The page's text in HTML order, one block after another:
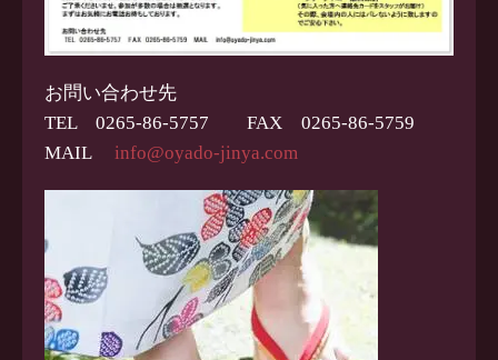
お問い合わせ先
TEL 0265-86-5757 FAX 0265-86-5759
MAIL info@oyado-jinya.com